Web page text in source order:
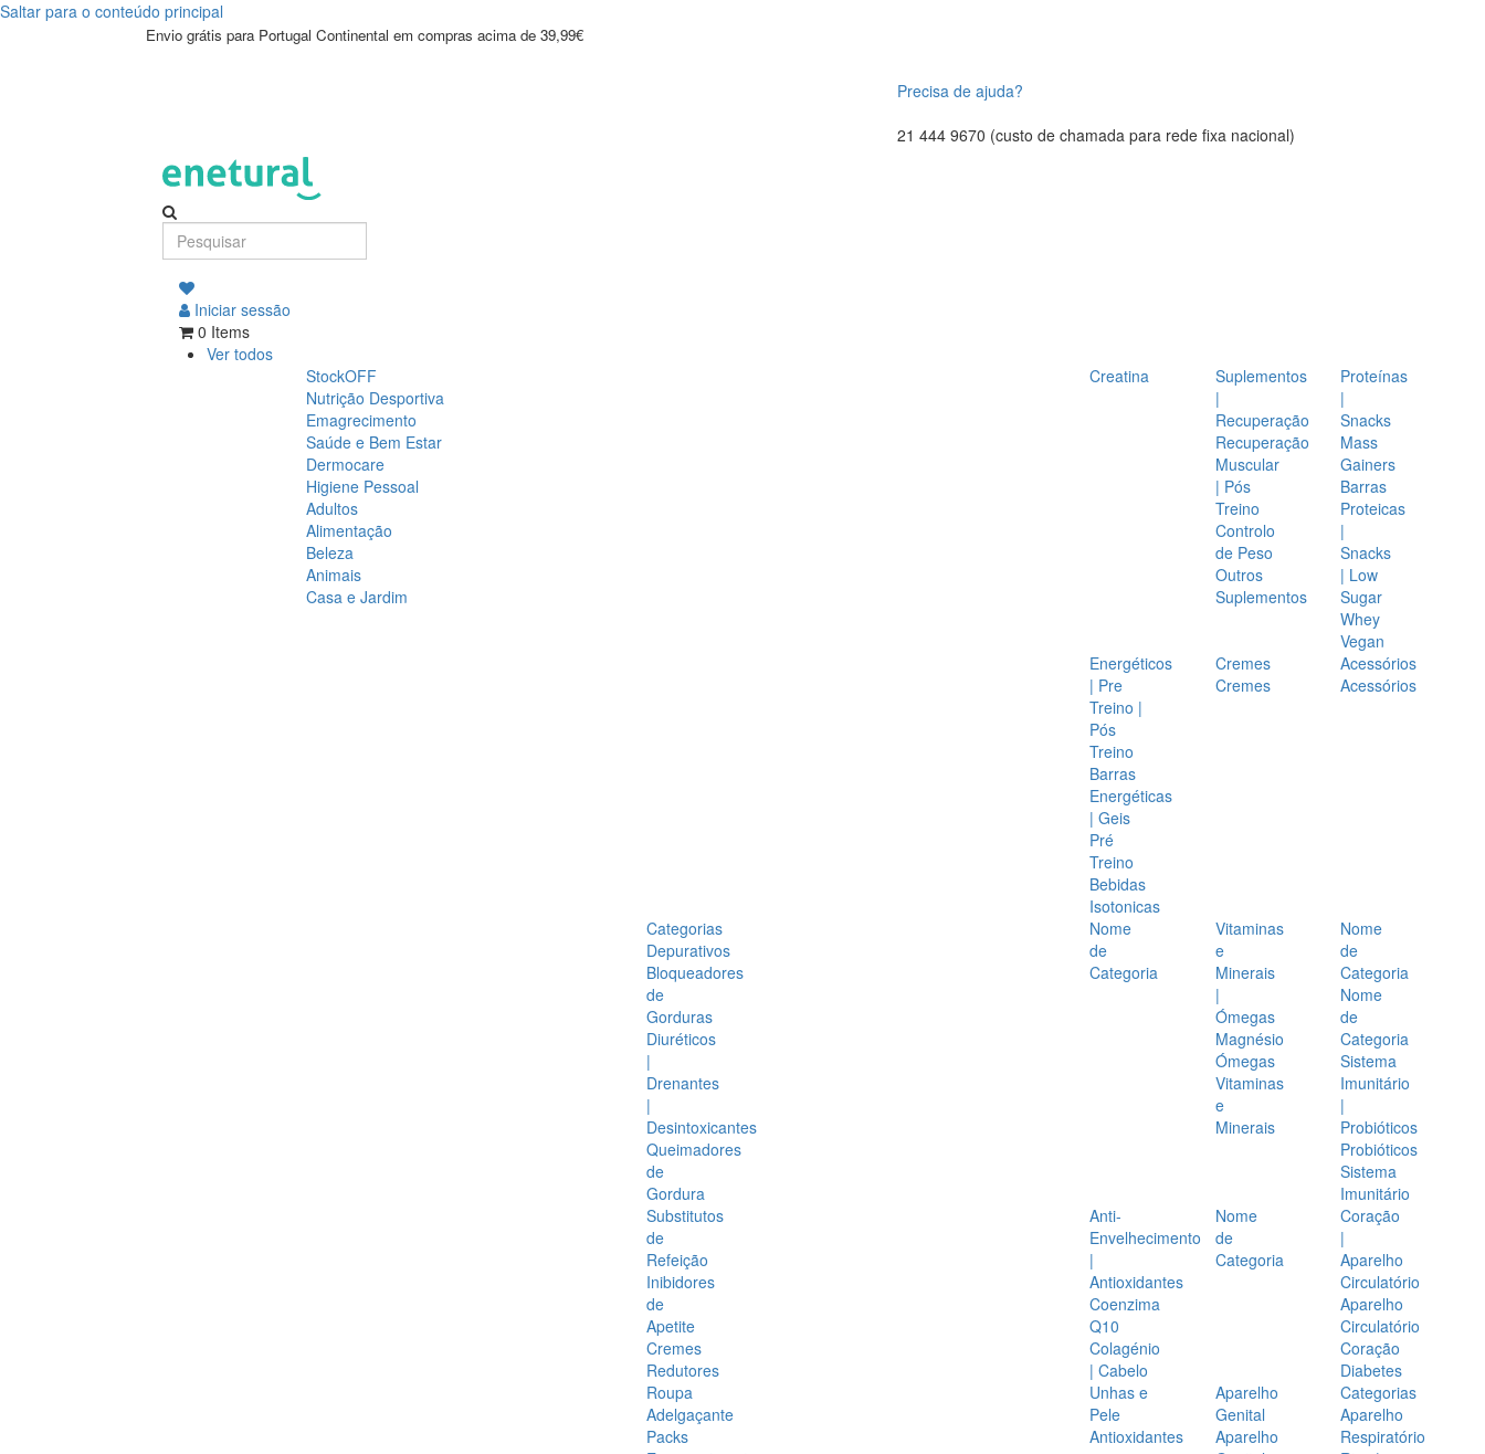
Saltar para o conteúdo principal
Envio grátis para Portugal Continental em compras acima de 39,99€
Precisa de ajuda?
21 444 9670 (custo de chamada para rede fixa nacional)
Iniciar sessão
0 Items
Ver todos
StockOFF
Nutrição Desportiva
Emagrecimento
Saúde e Bem Estar
Dermocare
Higiene Pessoal
Adultos
Alimentação
Beleza
Animais
Casa e Jardim
Creatina
Suplementos
|
Recuperação
Recuperação
Muscular
| Pós
Treino
Controlo
de Peso
Outros
Suplementos
Proteínas
|
Snacks
Mass
Gainers
Barras
Proteicas
|
Snacks
| Low
Sugar
Whey
Vegan
Energéticos
| Pre
Treino |
Pós
Treino
Barras
Energéticas
| Geis
Pré
Treino
Bebidas
Isotonicas
Cremes
Cremes
Acessórios
Acessórios
Categorias
Depurativos
Bloqueadores
de
Gorduras
Diuréticos
|
Drenantes
|
Desintoxicantes
Queimadores
de
Gordura
Substitutos
de
Refeição
Inibidores
de
Apetite
Cremes
Redutores
Roupa
Adelgaçante
Packs
Nome
de
Categoria
Vitaminas
e
Minerais
|
Ómegas
Magnésio
Ómegas
Vitaminas
e
Minerais
Nome
de
Categoria
Nome
de
Categoria
Sistema
Imunitário
|
Probióticos
Probióticos
Sistema
Imunitário
Anti-
Envelhecimento
|
Antioxidantes
Coenzima
Q10
Colagénio
| Cabelo
Unhas e
Pele
Antioxidantes
Nome
de
Categoria
Coração
|
Aparelho
Circulatório
Aparelho
Circulatório
Coração
Diabetes
Aparelho
Genital
Aparelho
Categorias
Aparelho
Respiratório